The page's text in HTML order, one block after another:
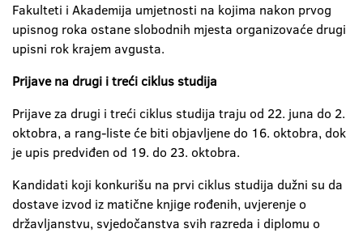
Fakulteti i Akademija umjetnosti na kojima nakon prvog
upisnog roka ostane slobodnih mjesta organizovaće drugi
upisni rok krajem avgusta.
Prijave na drugi i treći ciklus studija
Prijave za drugi i treći ciklus studija traju od 22. juna do 2.
oktobra, a rang-liste će biti objavljene do 16. oktobra, dok
je upis predviđen od 19. do 23. oktobra.
Kandidati koji konkurišu na prvi ciklus studija dužni su da
dostave izvod iz matične knjige rođenih, uvjerenje o
državljanstvu, svjedočanstva svih razreda i diplomu o